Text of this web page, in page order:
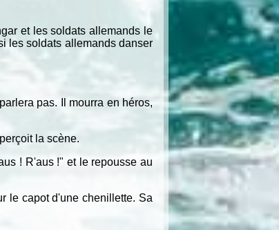
et les soldats allemands le
les soldats allemands danser
pas. Il mourra en héros,
la scène.
! R'aus !" et le repousse au
le capot d'une chenillette. Sa